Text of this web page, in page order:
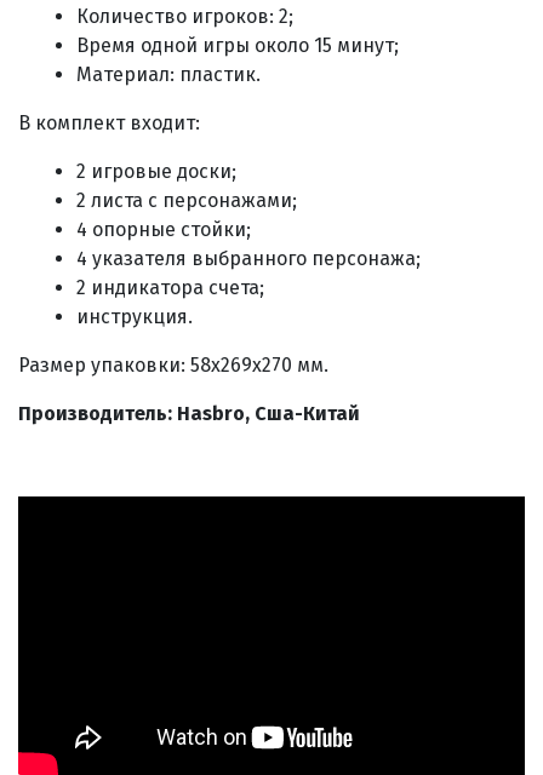
Количество игроков: 2;
Время одной игры около 15 минут;
Материал: пластик.
В комплект входит:
2 игровые доски;
2 листа с персонажами;
4 опорные стойки;
4 указателя выбранного персонажа;
2 индикатора счета;
инструкция.
Размер упаковки: 58х269х270 мм.
Производитель: Hasbro, Сша-Китай